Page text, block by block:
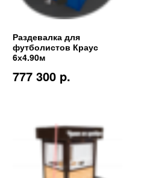
Раздевалка для
футболистов Краус
6х4.90м
777 300 p.